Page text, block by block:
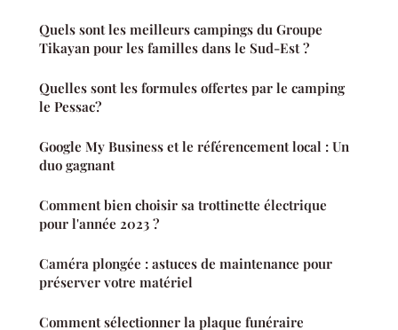
Quels sont les meilleurs campings du Groupe
Tikayan pour les familles dans le Sud-Est ?
Quelles sont les formules offertes par le camping
le Pessac?
Google My Business et le référencement local : Un
duo gagnant
Comment bien choisir sa trottinette électrique
pour l'année 2023 ?
Caméra plongée : astuces de maintenance pour
préserver votre matériel
Comment sélectionner la plaque funéraire